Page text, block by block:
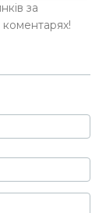
за
коментарях!